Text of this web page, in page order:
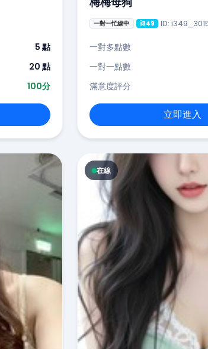
5 點
20 點
100分
一對一忙線中 i349 ID:
一對多點數
一對一點數
滿意度評分
立即進入
在線